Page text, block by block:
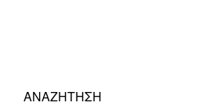
ΑΝΑΖΗΤΗΣΗ